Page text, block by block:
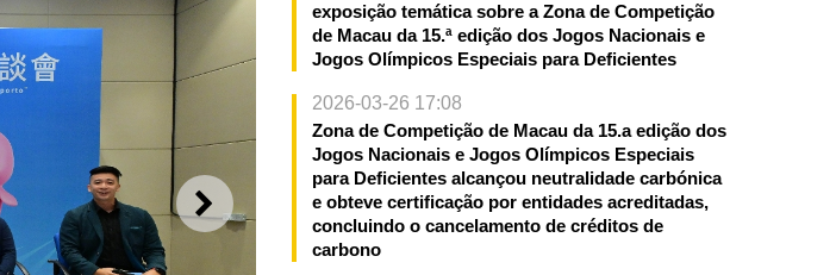
SEGUINTE
exposição temática sobre a Zona de Competição
de Macau da 15.ª edição dos Jogos Nacionais e
Jogos Olímpicos Especiais para Deficientes
2026-03-26 17:08
Zona de Competição de Macau da 15.a edição dos
Jogos Nacionais e Jogos Olímpicos Especiais
para Deficientes alcançou neutralidade carbónica
e obteve certificação por entidades acreditadas,
concluindo o cancelamento de créditos de
carbono